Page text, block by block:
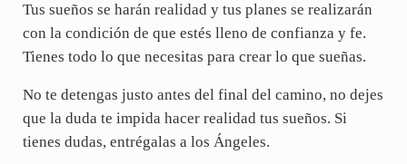
Tus sueños se harán realidad y tus planes se realizarán
con la condición de que estés lleno de confianza y fe.
Tienes todo lo que necesitas para crear lo que sueñas.
No te detengas justo antes del final del camino, no dejes
que la duda te impida hacer realidad tus sueños. Si
tienes dudas, entrégalas a los Ángeles.